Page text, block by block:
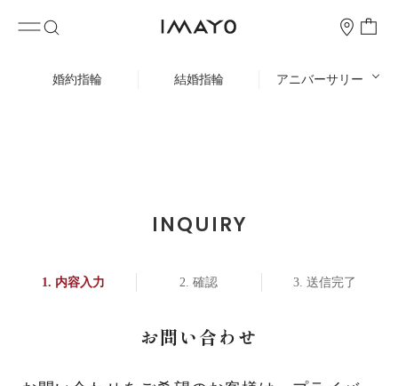
婚約指輪 結婚指輪 アニバーサリー
INQUIRY
内容入力 確認 送信完了
お問い合わせ